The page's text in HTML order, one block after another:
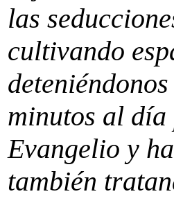
las
cultivando
minutos al
Evangelio y
también